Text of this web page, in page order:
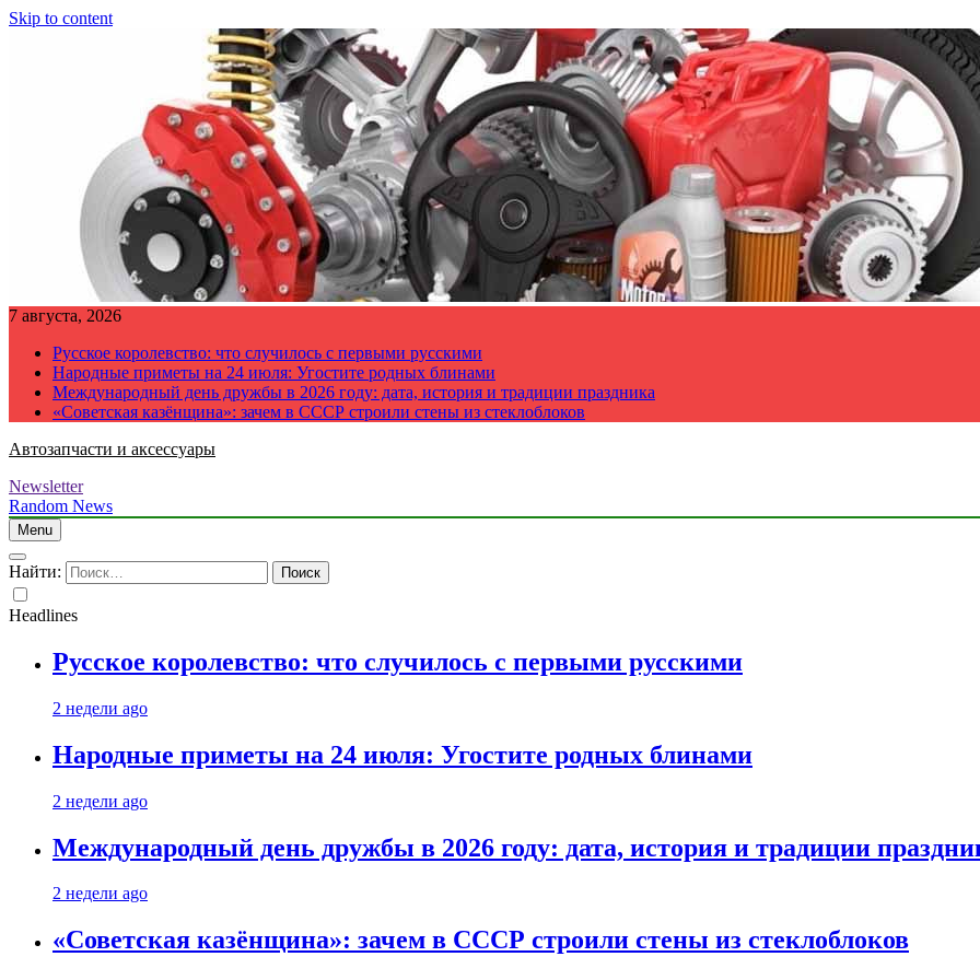
Skip to content
7 августа, 2026
Русское королевство: что случилось с первыми русскими
Народные приметы на 24 июля: Угостите родных блинами
Международный день дружбы в 2026 году: дата, история и традиции праздника
«Советская казёнщина»: зачем в СССР строили стены из стеклоблоков
Автозапчасти и аксессуары
Newsletter
Random News
Menu
Найти:
Headlines
Русское королевство: что случилось с первыми русскими
2 недели ago
Народные приметы на 24 июля: Угостите родных блинами
2 недели ago
Международный день дружбы в 2026 году: дата, история и традиции
2 недели ago
«Советская казёнщина»: зачем в СССР строили стены из стеклоблоков